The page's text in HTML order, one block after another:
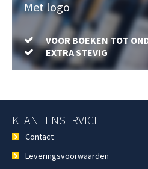
Met logo
VOOR BOEKEN TOT
EXTRA STEVIG
KLANTENSERVICE
Contact
Leveringsvoorwaarden